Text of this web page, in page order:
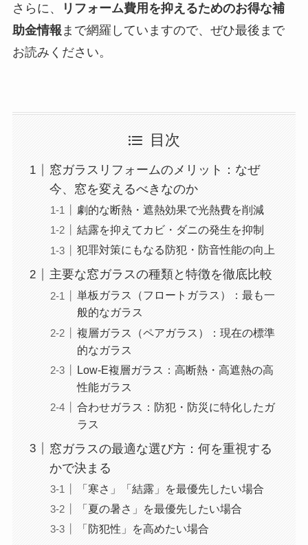
さらに、
リフォーム費用を抑えるためのお得な補
助金情報 まで網羅していますので、ぜひ最後まで
お読みください。
目次
窓ガラスリフォームのメリット：なぜ
今、窓を変えるべきなのか
劇的な断熱・遮熱効果で光熱費を削減
結露を抑えてカビ・ダニの発生を抑制
犯罪対策にもなる防犯・防音性能の向上
主要な窓ガラスの種類と特徴を徹底比較
単板ガラス（フロートガラス）：最も一
般的なガラス
複層ガラス（ペアガラス）：現在の標準
的なガラス
Low-E複層ガラス：高断熱・高遮熱の高
性能ガラス
合わせガラス：防犯・防災に特化したガ
ラス
窓ガラスの最適な選び方：何を重視する
かで決まる
「寒さ」「結露」を最優先したい場合
「夏の暑さ」を最優先したい場合
「防犯性」を高めたい場合